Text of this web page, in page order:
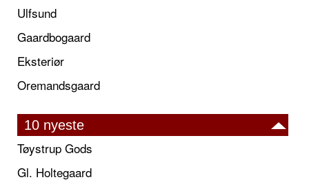
Ulfsund
Gaardbogaard
Eksteriør
Oremandsgaard
10 nyeste
Tøystrup Gods
Gl. Holtegaard